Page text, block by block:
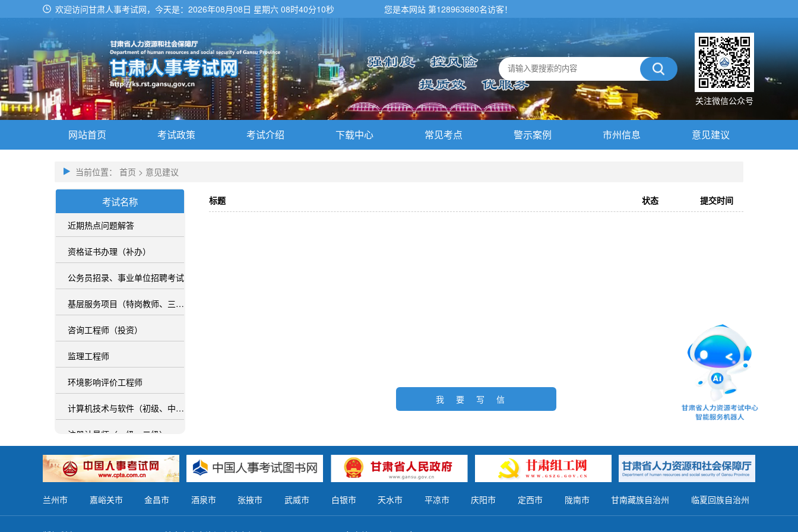
欢迎访问甘肃人事考试网，今天是： 2026年08月08日 星期六 08时40分10秒 您是本网站 第128963680名访客！
关注微信公众号
网站首页 考试政策 考试介绍 下载中心 常见考点 警示案例 市州信息 意见建议
当前位置： 首页 > 意见建议
考试名称
近期热点问题解答
资格证书办理（补办）
公务员招录、事业单位招聘考试
基层服务项目（特岗教师、三支一扶、西部计划）
咨询工程师（投资）
监理工程师
环境影响评价工程师
计算机技术与软件（初级、中级、高级）
注册计量师（一级、二级）
社会工作者职业资格（初级、中级、高级）
一级建造师
标题 提交时间
状态
我要写信
兰州市 嘉峪关市 金昌市 酒泉市 张掖市 武威市 白银市 天水市 平凉市 庆阳市 定西市 陇南市 甘南藏族自治州 临夏回族自治州